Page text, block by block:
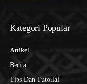
Kategori Popular
Artikel
Berita
Tips Dan Tutorial